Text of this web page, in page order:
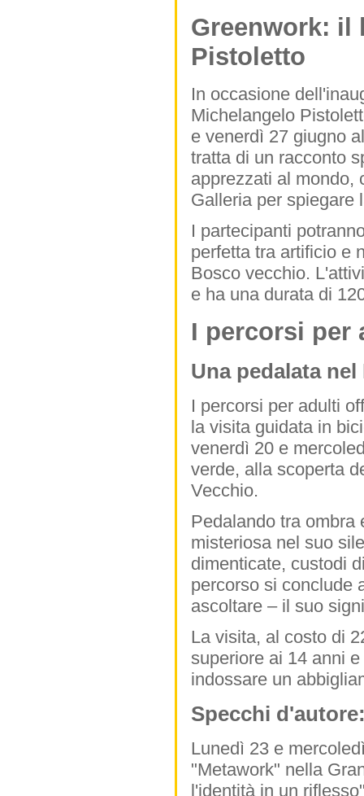
Greenwork: il
Pistoletto
In occasione
Michelangelo
e venerdì 27 giugno
tratta di un racconto
apprezzati al mondo,
Galleria per spiegare
I partecipanti
perfetta tra artificio e
Bosco vecchio.
e ha una durata di
I percorsi per
Una pedalata nel
I percorsi per adulti
la visita guidata in
venerdì 20 e
verde, alla scoperta
Vecchio.
Pedalando tra ombra
misteriosa nel suo
dimenticate, custodi
percorso si conclude
ascoltare – il suo
La visita, al costo di
superiore ai 14 anni
indossare un
Specchi
Lunedì 23 e
"Metawork" nella
l'identità in un